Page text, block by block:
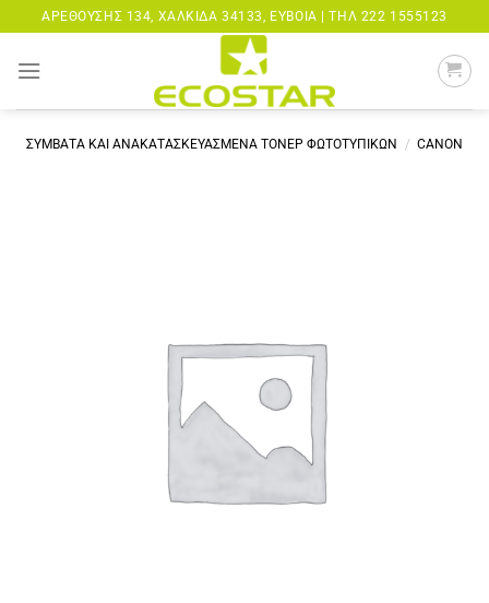
Μετάβαση
στο
περιεχόμενο
ΑΡΕΘΟΎΣΗΣ 134, ΧΑΛΚΊΔΑ 34133, ΕΎΒΟΙΑ |ΤΗΛ 222 1555123
ΣΥΜΒΑΤΑ ΚΑΙ ΑΝΑΚΑΤΑΣΚΕΥΑΣΜΕΝΑ ΤΟΝΕΡ ΦΩΤΟΤΥΠΙΚΩΝ / CANON